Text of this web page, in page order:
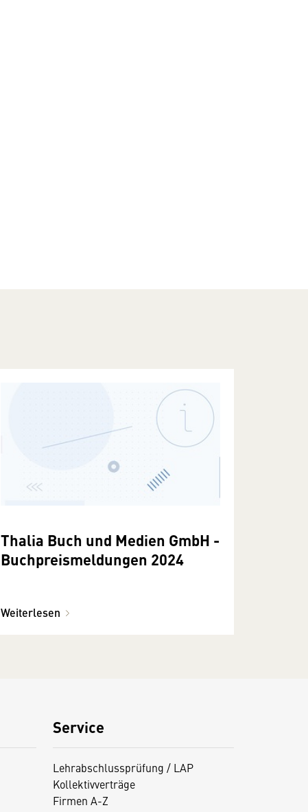
Thalia Buch und Medien GmbH -
Buchpreismeldungen 2024
Weiterlesen
Service
Lehrabschlussprüfung / LAP
Kollektivverträge
Firmen A-Z